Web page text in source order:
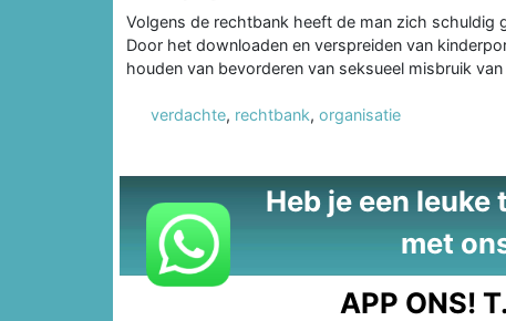
Volgens de rechtbank heeft de man zich schuldig
Door het downloaden en verspreiden van
houden van bevorderen van seksueel misbruik van
verdachte, rechtbank, organisatie
Heb je een
met
APP ONS! T.